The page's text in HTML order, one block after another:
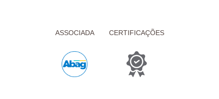
ASSOCIADA CERTIFICAÇÕES